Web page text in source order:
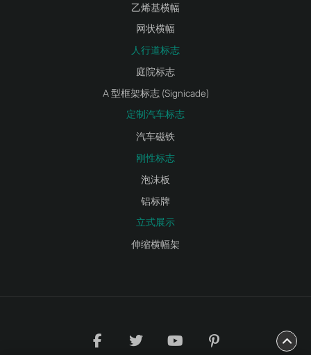
乙烯基横幅
网状横幅
人行道标志
庭院标志
A 型框架标志 (Signicade)
定制汽车标志
汽车磁铁
刚性标志
泡沫板
铝标牌
立式展示
伸缩横幅架